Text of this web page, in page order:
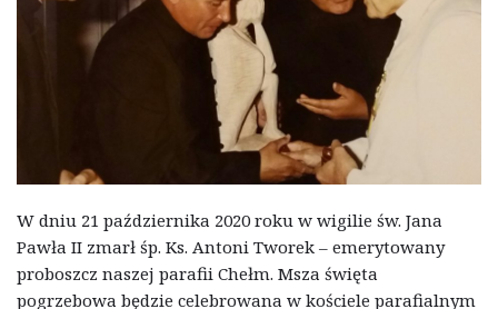
W dniu 21 października 2020 roku w wigilie św. Jana
Pawła II zmarł śp. Ks. Antoni Tworek – emerytowany
proboszcz naszej parafii Chełm. Msza święta
pogrzebowa będzie celebrowana w kościele parafialnym